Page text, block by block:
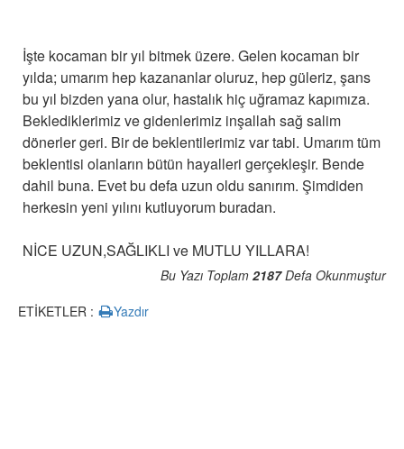
İşte kocaman bir yıl bitmek üzere. Gelen kocaman bir
yılda; umarım hep kazananlar oluruz, hep güleriz, şans
bu yıl bizden yana olur, hastalık hiç uğramaz kapımıza.
Beklediklerimiz ve gidenlerimiz inşallah sağ salim
dönerler geri. Bir de beklentilerimiz var tabi. Umarım tüm
beklentisi olanların bütün hayalleri gerçekleşir. Bende
dahil buna. Evet bu defa uzun oldu sanırım. Şimdiden
herkesin yeni yılını kutluyorum buradan.
NİCE UZUN,SAĞLIKLI ve MUTLU YILLARA!
Bu Yazı Toplam 2187Defa Okunmuştur
ETİKETLER :
Yazdır